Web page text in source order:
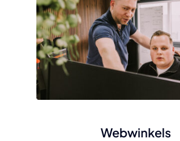
Webwinkels